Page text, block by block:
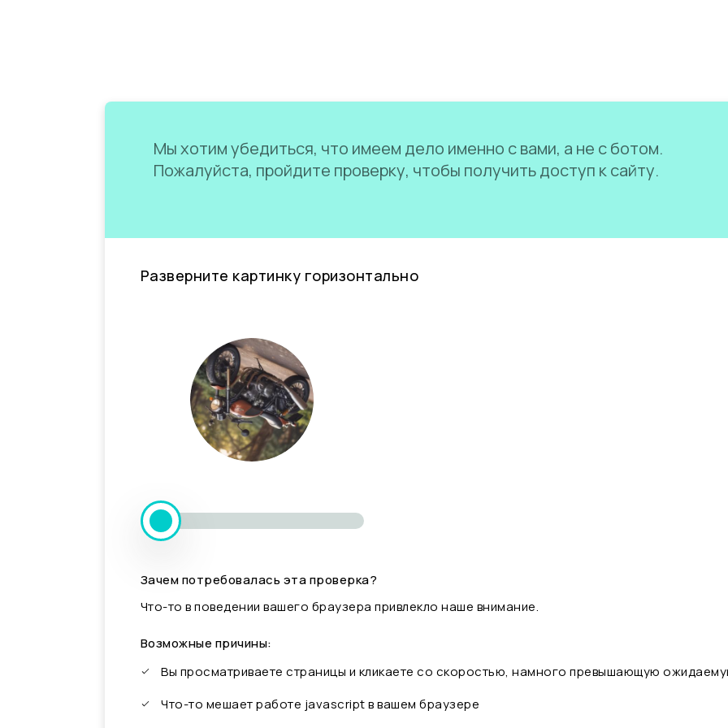
Мы хотим убедиться, что имеем дело именно с вами, а не с ботом.
Пожалуйста, пройдите проверку, чтобы получить доступ к сайту.
Разверните картинку горизонтально
Зачем потребовалась эта проверка?
Что-то в поведении вашего браузера привлекло наше внимание.
Возможные причины:
Вы просматриваете страницы и кликаете со скоростью, намного превышающую
Что-то мешает работе javascript в вашем браузере